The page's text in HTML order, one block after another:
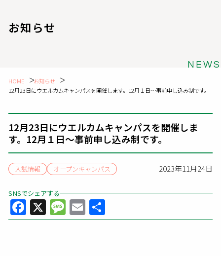
お知らせ
NEWS
HOME
お知らせ
12月23日にウエルカムキャンパスを開催します。12月１日～事前申し込み制です。
12月23日にウエルカムキャンパスを開催しま
す。12月１日～事前申し込み制です。
入試情報 オープンキャンパス 2023年11月24日
SNSでシェアする
Facebook
X Message
Email
有